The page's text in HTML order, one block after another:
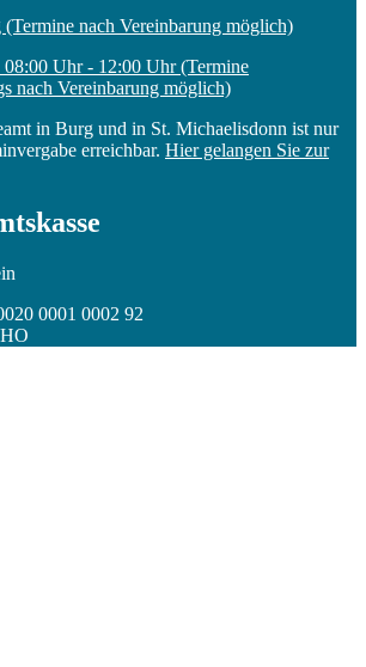
nach Vereinbarung möglich)
08:00 Uhr - 12:00 Uhr (Termine
nach Vereinbarung möglich)
in Burg und in St. Michaelisdonn ist nur
erreichbar. Hier gelangen Sie zur
0001 0002 92